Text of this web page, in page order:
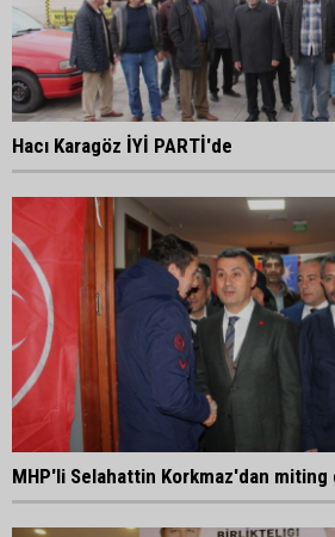
Hacı Karagöz İYİ PARTİ'de
MHP'li Selahattin Korkmaz'dan miting